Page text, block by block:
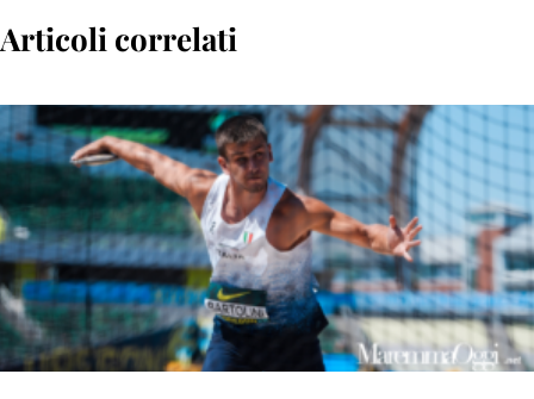
Articoli correlati